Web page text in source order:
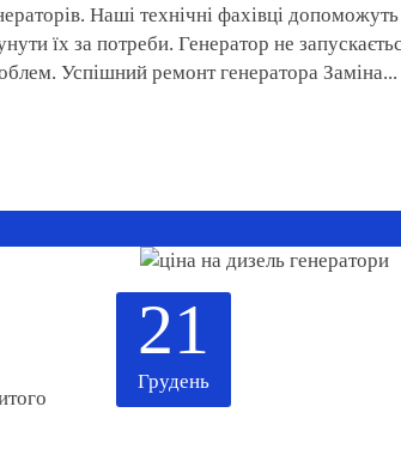
Наші технічні фахівці
їх за потреби. Генератор не
Успішний ремонт генератора Заміна...
21
Грудень